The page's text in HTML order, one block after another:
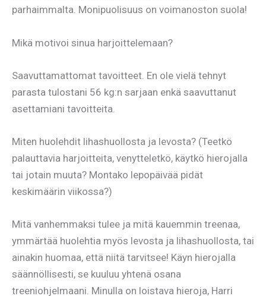
parhaimmalta. Monipuolisuus on voimanoston suola!
Mikä motivoi sinua harjoittelemaan?
Saavuttamattomat tavoitteet. En ole vielä tehnyt
parasta tulostani 56 kg:n sarjaan enkä saavuttanut
asettamiani tavoitteita.
Miten huolehdit lihashuollosta ja levosta? (Teetkö
palauttavia harjoitteita, venytteletkö, käytkö hierojalla
tai jotain muuta? Montako lepopäivää pidät
keskimäärin viikossa?)
Mitä vanhemmaksi tulee ja mitä kauemmin treenaa,
ymmärtää huolehtia myös levosta ja lihashuollosta, tai
ainakin huomaa, että niitä tarvitsee! Käyn hierojalla
säännöllisesti, se kuuluu yhtenä osana
treeniohjelmaani. Minulla on loistava hieroja, Harri